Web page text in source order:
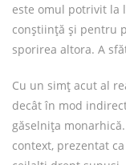
este omul potrivit la
conștiință și pentru
sporirea altora. A
Cu un simț acut al
decât în mod
găselnița
context, prezentat